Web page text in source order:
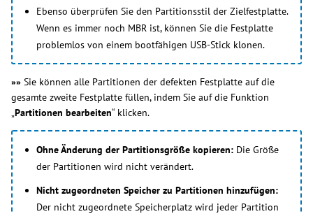
Ebenso überprüfen Sie den Partitionsstil der Zielfestplatte.
Wenn es immer noch MBR ist, können Sie die Festplatte
problemlos von einem bootfähigen USB-Stick klonen.
»» Sie können alle Partitionen der defekten Festplatte auf die
gesamte zweite Festplatte füllen, indem Sie auf die Funktion
„Partitionen bearbeiten“ klicken.
Ohne Änderung der Partitionsgröße kopieren: Die Größe
der Partitionen wird nicht verändert.
Nicht zugeordneten Speicher zu Partitionen hinzufügen:
Der nicht zugeordnete Speicherplatz wird jeder Partition